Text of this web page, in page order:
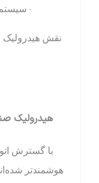
•
نقش هیدرولیک
هیدرولیک
با گسترش
هوشمندتر